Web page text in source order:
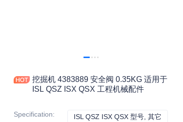
挖掘机 4383889 安全阀 0.35KG 适用于
ISL QSZ ISX QSX 工程机械配件
Specification: ISL QSZ ISX QSX 型号, 其它